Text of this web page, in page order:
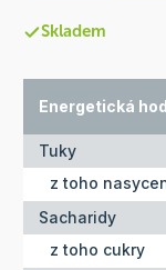
Skladem
Energetická
Tuky
z toho
Sacharidy
z toho cukry